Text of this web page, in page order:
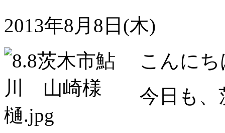
2013年8月8日(木)
こんに
今日も、